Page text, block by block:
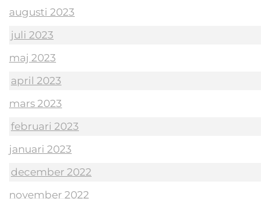
augusti 2023
juli 2023
maj 2023
april 2023
mars 2023
februari 2023
januari 2023
december 2022
november 2022